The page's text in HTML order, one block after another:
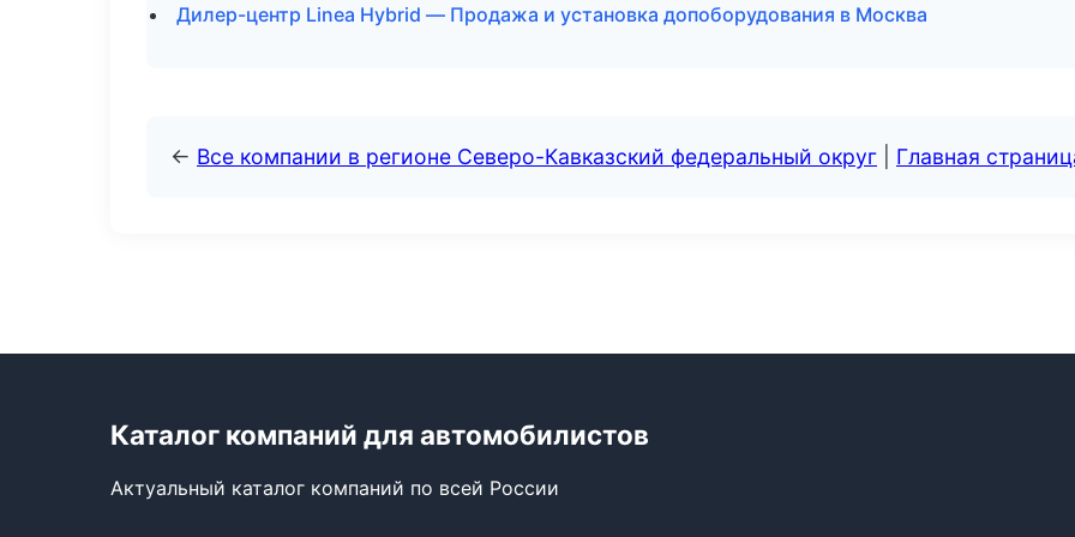
Дилер-центр Linea Hybrid — Продажа и установка допоборудования в Москва
← Все компании в регионе Северо-Кавказский федеральный округ Главная
Каталог компаний для автомобилистов
Актуальный каталог компаний по всей России